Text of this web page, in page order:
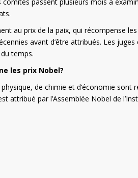
au prix de la paix, qui récompense
avant d’être attribués. Les
du temps.
les prix Nobel?
de chimie et d’économie sont
attribué par l’Assemblée Nobel de